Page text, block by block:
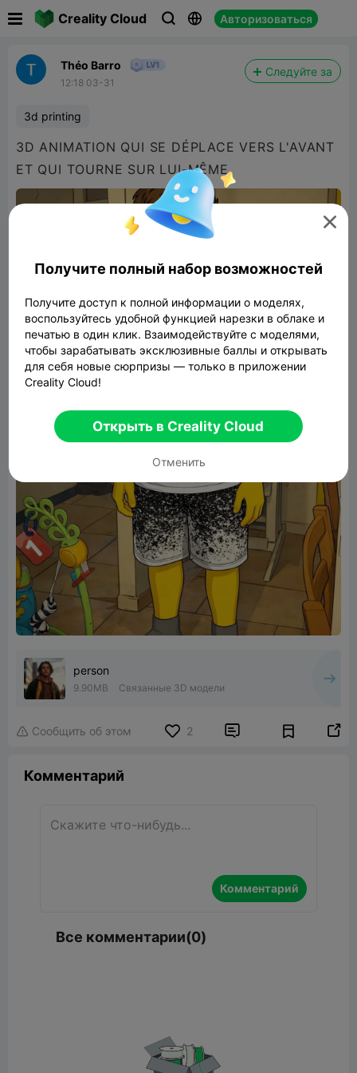
Creality Cloud   Авторизоваться
Théo Barro
12:18 03-31
Следуйте за
3d printing
3D ANIMATION QUI SE DÉPLACE VERS L'AVANT
ET QUI TOURNE SUR LUI-MÊME
person
9.90MB Связанные 3D модели
 Сообщить об этом 2  
Комментарий
Комментарий
Все комментарии(0)

Получите полный набор возможностей
Получите доступ к полной информации о моделях,
воспользуйтесь удобной функцией нарезки в облаке и
печатью в один клик. Взаимодействуйте с моделями,
чтобы зарабатывать эксклюзивные баллы и открывать
для себя новые сюрпризы — только в приложении
Creality Cloud!
Открыть в Creality Cloud
Отменить